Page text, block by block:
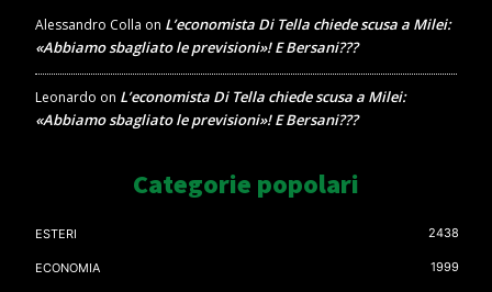
Alessandro Colla on L’economista Di Tella chiede scusa a Milei:
«Abbiamo sbagliato le previsioni»! E Bersani???
Leonardo on L’economista Di Tella chiede scusa a Milei:
«Abbiamo sbagliato le previsioni»! E Bersani???
Categorie popolari
ESTERI 2438
ECONOMIA 1999